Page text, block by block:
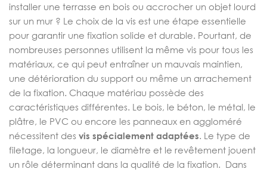
installer une terrasse en bois ou accrocher un objet lourd
sur un mur ? Le choix de la vis est une étape essentielle
pour garantir une fixation solide et durable. Pourtant, de
nombreuses personnes utilisent la même vis pour tous les
matériaux, ce qui peut entraîner un mauvais maintien,
une détérioration du support ou même un arrachement
de la fixation. Chaque matériau possède des
caractéristiques différentes. Le bois, le béton, le métal, le
plâtre, le PVC ou encore les panneaux en aggloméré
nécessitent des vis spécialement adaptées. Le type de
filetage, la longueur, le diamètre et le revêtement jouent
un rôle déterminant dans la qualité de la fixation. Dans